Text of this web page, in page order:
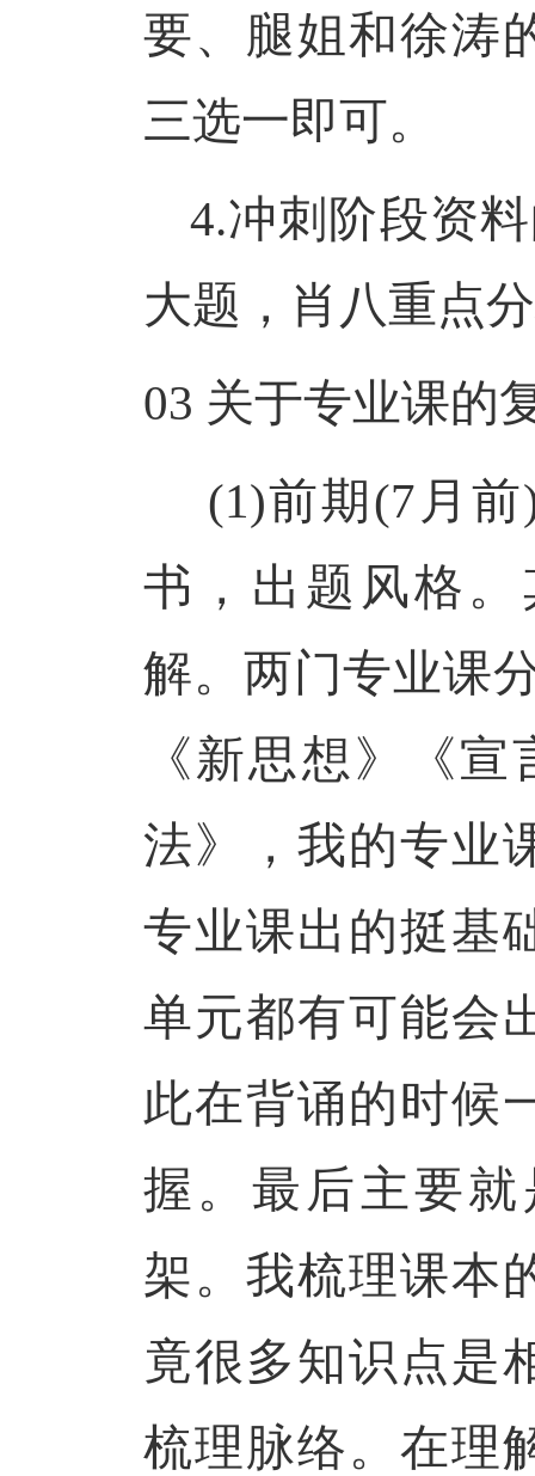
要、腿姐和徐涛
三选一即可。
4.冲刺阶段资
大题，肖八重点
03 关于专业课的
(1)前期(7月
书，出题风格
解。两门专业课
《新思想》《
法》，我的专业
专业课出的挺基
单元都有可能会
此在背诵的时候
握。最后主要
架。我梳理课本
竟很多知识点是
梳理脉络。在理